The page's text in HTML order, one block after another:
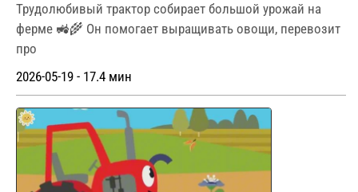
Трудолюбивый трактор собирает большой урожай на
ферме 🚜🌾 Он помогает выращивать овощи, перевозит
про
2026-05-19 - 17.4 мин